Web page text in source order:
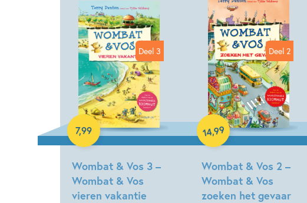
Deel 3
Wombat & Vos 3 –
Wombat & Vos
vieren vakantie
7,99
E-book
Deel 2
Wombat & Vos 2 –
Wombat & Vos
zoeken het gevaar
14,99
Hardcover